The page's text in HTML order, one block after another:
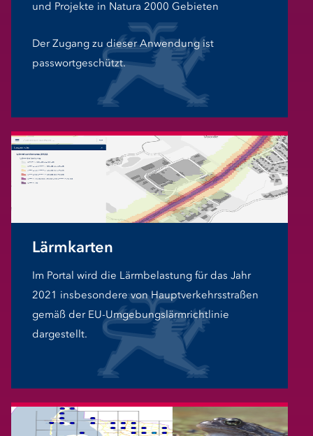
und Projekte in Natura 2000 Gebieten
Der Zugang zu dieser Anwendung ist
passwortgeschützt.
Lärmkarten
Im Portal wird die Lärmbelastung für das Jahr
2021 insbesondere von Hauptverkehrsstraßen
gemäß der EU-Umgebungslärmrichtlinie
dargestellt.